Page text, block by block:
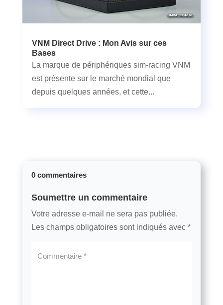
VNM Direct Drive : Mon Avis sur ces
Bases
La marque de périphériques sim-racing VNM
est présente sur le marché mondial que
depuis quelques années, et cette...
0 commentaires
Soumettre un commentaire
Votre adresse e-mail ne sera pas publiée.
Les champs obligatoires sont indiqués avec *